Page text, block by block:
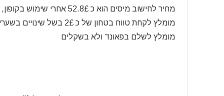
מחיר לחישוב מיסים הוא כ 52.8£ אחרי שימוש בקופון,
מומלץ לקחת טווח בטחון של כ 2£ בשל שינויים בשערי מטח
מומלץ לשלם בפאונד ולא בשקלים